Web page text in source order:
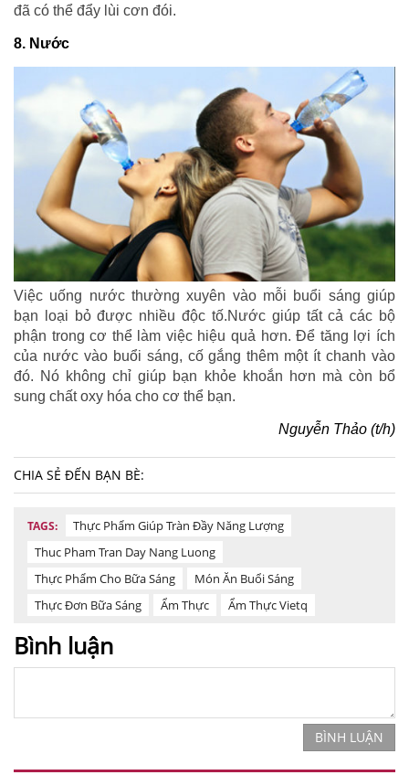
đã có thể đẩy lùi cơn đói.
8. Nước
Việc uống nước thường xuyên vào mỗi buổi sáng giúp
bạn loại bỏ được nhiều độc tố.Nước giúp tất cả các bộ
phận trong cơ thể làm việc hiệu quả hơn. Để tăng lợi ích
của nước vào buổi sáng, cố gắng thêm một ít chanh vào
đó. Nó không chỉ giúp bạn khỏe khoắn hơn mà còn bổ
sung chất oxy hóa cho cơ thể bạn.
Nguyễn Thảo (t/h)
CHIA SẺ ĐẾN BẠN BÈ:
TAGS:
Thực Phẩm Giúp Tràn Đầy Năng Lượng
Thuc Pham Tran Day Nang Luong
Thực Phẩm Cho Bữa Sáng
Món Ăn Buổi Sáng
Thực Đơn Bữa Sáng
Ẩm Thực Ẩm Thực Vietq
Bình luận
BÌNH LUẬN